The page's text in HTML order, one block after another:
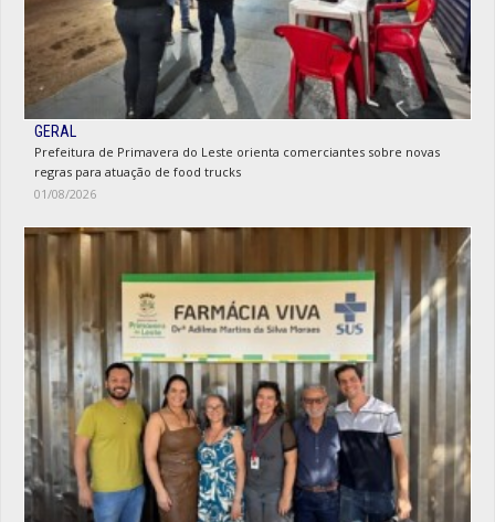
GERAL
Prefeitura de Primavera do Leste orienta comerciantes sobre novas
regras para atuação de food trucks
01/08/2026